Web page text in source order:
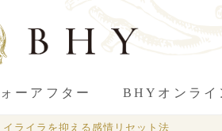
ーアフター BHYオンライ
ライラを抑える感情リセット法